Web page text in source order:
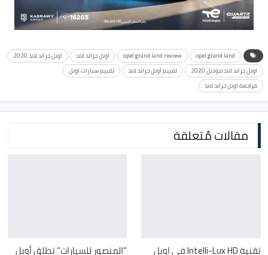
opel grand land
opel grand land review اوبل جراند لاند
اوبل جراند لاند 2020
اوبل جراند لاند موديل 2020
تقييم اوبل جراند لاند
تقييم سيارات اوبل
مراجعة اوبل جراند لاند
مقالات مُتعلقة
تقنية Intelli-Lux HD في اوبل “المنصور للسيارات” تطلق أوبل